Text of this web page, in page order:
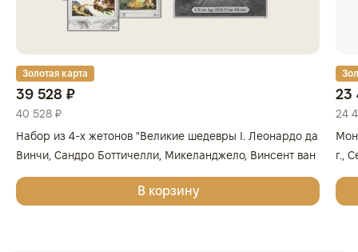
Золотая карта
39 528 ₽
40 528 ₽
Набор из 4-х жетонов "Великие шедевры I. Леонардо да
Винчи, Сандро Боттичелли, Микеланджело, Винсент ван
Гог", 2025г., Серебро, 62,2 гр., проба 999, ГЕРМАНИЯ
В корзину
23
24
г.,